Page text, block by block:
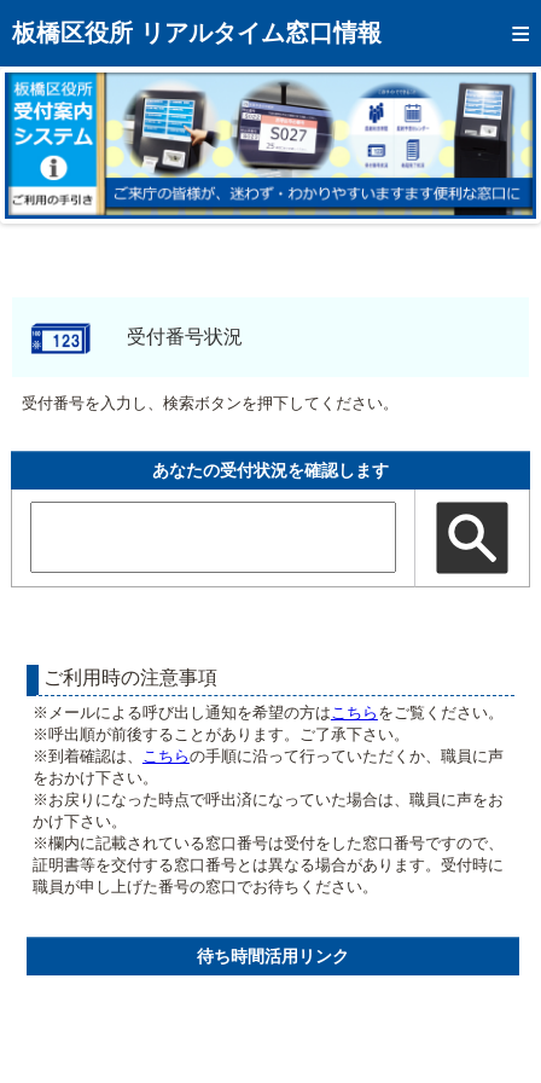
板橋区役所 リアルタイム窓口情報
トップページへ
混雑予想カレンダー
リアルタイム混雑状況
リアルタイム受付番号状況
メール通知登録
モバイルサイト受付番号状況
受付番号を入力し、検索ボタンを押下してください。
あなたの受付状況を確認します
ご利用時の注意事項
※メールによる呼び出し通知を希望の方は こちら をご覧ください。
※呼出順が前後することがあります。ご了承下さい。
※到着確認は、
こちらの手順に沿って行っていただくか、職員に声
をおかけ下さい。
※お戻りになった時点で呼出済になっていた場合は、職員に声をお
かけ下さい。
※欄内に記載されている窓口番号は受付をした窓口番号ですので、
証明書等を交付する窓口番号とは異なる場合があります。受付時に
職員が申し上げた番号の窓口でお待ちください。
待ち時間活用リンク